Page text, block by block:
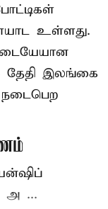
உள்ளது.
தேதி இலங்கை
அ ...